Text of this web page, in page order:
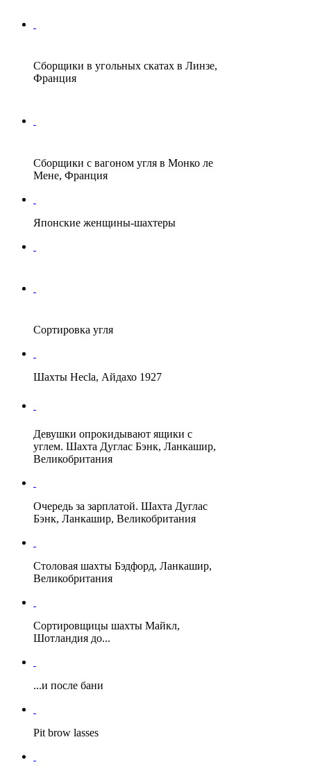
Сборщики в угольных скатах в Линзе,
Франция
Сборщики с вагоном угля в Монко ле
Мене, Франция
Японские женщины-шахтеры
Сортировка угля
Шахты Hecla, Айдахо 1927
Девушки опрокидывают ящики с
углем. Шахта Дуглас Бэнк, Ланкашир,
Великобритания
Очередь за зарплатой. Шахта Дуглас
Бэнк, Ланкашир, Великобритания
Столовая шахты Бэдфорд, Ланкашир,
Великобритания
Сортировщицы шахты Майкл,
Шотландия до...
...и после бани
Рit brow lasses